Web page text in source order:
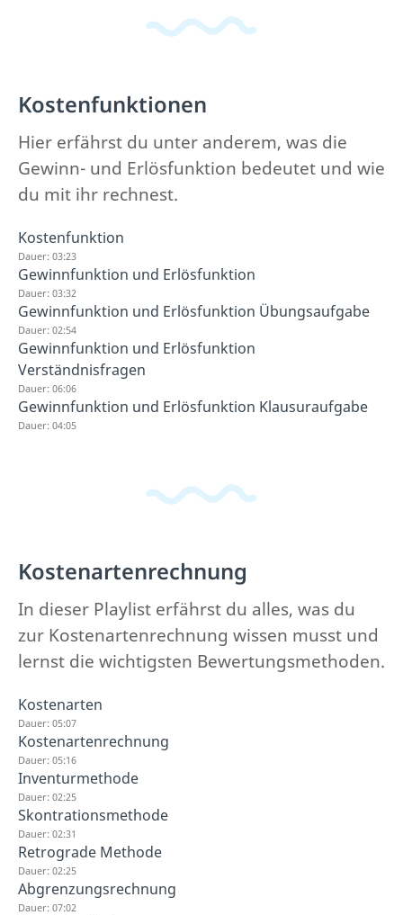
Kostenfunktionen
Hier erfährst du unter anderem, was die
Gewinn- und Erlösfunktion bedeutet und wie
du mit ihr rechnest.
Kostenfunktion
Dauer: 03:23
Gewinnfunktion und Erlösfunktion
Dauer: 03:32
Gewinnfunktion und Erlösfunktion Übungsaufgabe
Dauer: 02:54
Gewinnfunktion und Erlösfunktion
Verständnisfragen
Dauer: 06:06
Gewinnfunktion und Erlösfunktion Klausuraufgabe
Dauer: 04:05
Kostenartenrechnung
In dieser Playlist erfährst du alles, was du
zur Kostenartenrechnung wissen musst und
lernst die wichtigsten Bewertungsmethoden.
Kostenarten
Dauer: 05:07
Kostenartenrechnung
Dauer: 05:16
Inventurmethode
Dauer: 02:25
Skontrationsmethode
Dauer: 02:31
Retrograde Methode
Dauer: 02:25
Abgrenzungsrechnung
Dauer: 07:02